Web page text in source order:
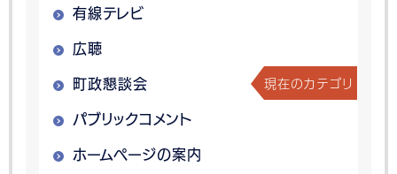
有線テレビ
広聴
町政懇談会 現在のカテゴリ
パブリックコメント
ホームページの案内